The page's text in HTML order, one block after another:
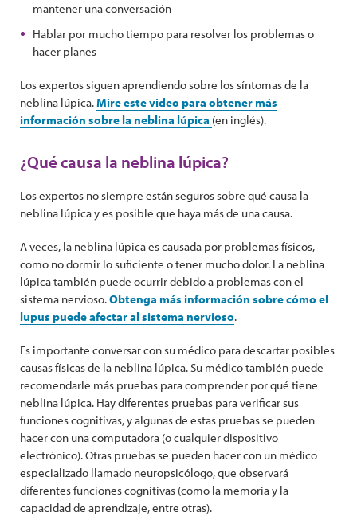
mantener una conversación
Hablar por mucho tiempo para resolver los problemas o
hacer planes
Los expertos siguen aprendiendo sobre los síntomas de la
neblina lúpica.Mire este video para obtener más
información sobre la neblina lúpica (en inglés).
¿Qué causa la neblina lúpica?
Los expertos no siempre están seguros sobre qué causa la
neblina lúpica y es posible que haya más de una causa.
A veces, la neblina lúpica es causada por problemas físicos,
como no dormir lo suficiente o tener mucho dolor. La neblina
lúpica también puede ocurrir debido a problemas con el
sistema nervioso.Obtenga más información sobre cómo el
lupus puede afectar al sistema nervioso.
Es importante conversar con su médico para descartar posibles
causas físicas de la neblina lúpica. Su médico también puede
recomendarle más pruebas para comprender por qué tiene
neblina lúpica. Hay diferentes pruebas para verificar sus
funciones cognitivas, y algunas de estas pruebas se pueden
hacer con una computadora (o cualquier dispositivo
electrónico). Otras pruebas se pueden hacer con un médico
especializado llamado neuropsicólogo, que observará
diferentes funciones cognitivas (como la memoria y la
capacidad de aprendizaje, entre otras).